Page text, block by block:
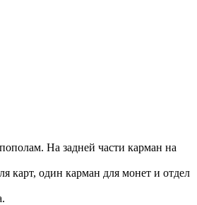
На задней части карман на
карт, один карман для монет и отдел